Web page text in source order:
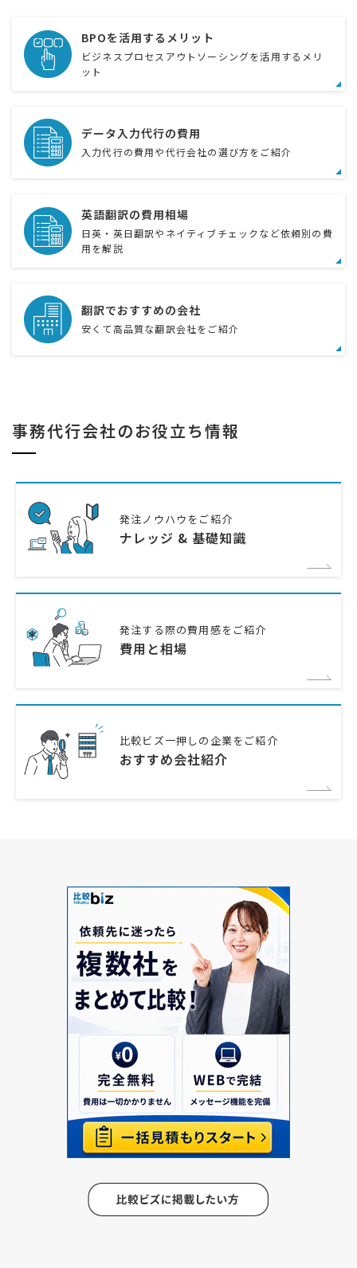
BPOを活用するメリット
ビジネスプロセスアウトソーシングを活用するメリ
ット
データ入力代行の費用
入力代行の費用や代行会社の選び方をご紹介
英語翻訳の費用相場
日英・英日翻訳やネイティブチェックなど依頼別の費
用を解説
翻訳でおすすめの会社
安くて高品質な翻訳会社をご紹介
事務代行会社のお役立ち情報
発注ノウハウをご紹介
ナレッジ & 基礎知識
発注する際の費用感をご紹介
費用と相場
比較ビズ一押しの企業をご紹介
おすすめ会社紹介